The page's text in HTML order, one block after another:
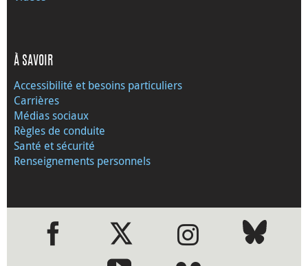
À SAVOIR
Accessibilité et besoins particuliers
Carrières
Médias sociaux
Règles de conduite
Santé et sécurité
Renseignements personnels